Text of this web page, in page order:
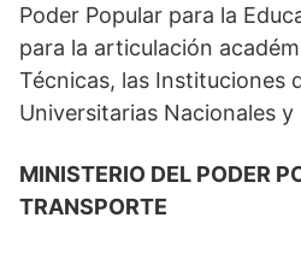
Poder Popular para la
para la articulación
Técnicas, las Instituciones
Universitarias Nacionales y
MINISTERIO DEL PODER
TRANSPORTE